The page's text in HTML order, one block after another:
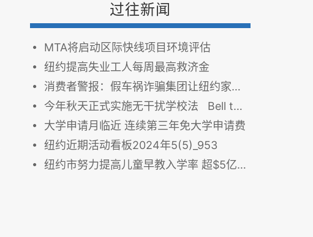
过往新闻
MTA将启动区际快线项目环境评估
纽约提高失业工人每周最高救济金
消费者警报：假车祸诈骗集团让纽约家庭每年多付$300车险费
今年秋天正式实施无干扰学校法 Bell to Bell智能手机限制计划
大学申请月临近 连续第三年免大学申请费
纽约近期活动看板2024年5(5)_953
纽约市努力提高儿童早教入学率 超$5亿资助关键教育项目